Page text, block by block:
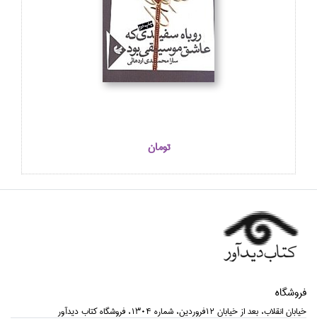
تومان
فروشگاه
خيابان انقلاب، بعد از خيابان 12فروردين، شماره 1304، فروشگاه كتاب ديدآور